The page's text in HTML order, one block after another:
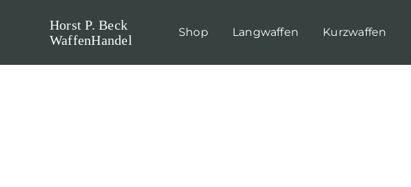
Horst P. Beck
WaffenHandel
Shop Langwaffen Kurzwaffen